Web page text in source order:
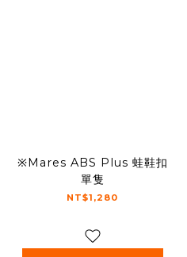
※Mares ABS Plus 蛙鞋扣
單隻
NT$1,280